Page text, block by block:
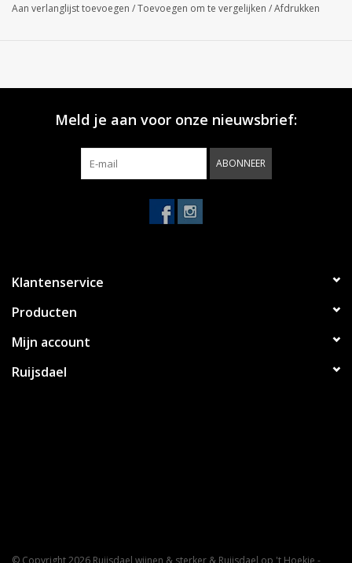
Aan verlanglijst toevoegen /Toevoegen om te vergelijken /Afdrukken
Meld je aan voor onze nieuwsbrief:
ABONNEER
Klantenservice
Producten
Mijn account
Ruijsdael
© Copyright 2026 Ruijsdael wijnen & sterker & Ruijsdael op 't Hoekje -